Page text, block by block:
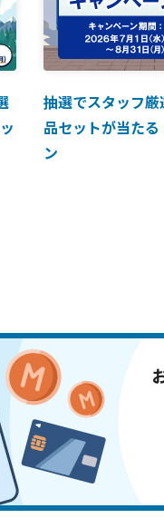
抽選でスタッフ
品セットが当た
ン